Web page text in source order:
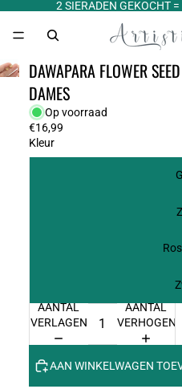
2 SIERADEN GEKOCHT
DAWAPARA FLOWER
DAMES
Op voorraad
€16,99
Kleur
AANTAL
VERLAGEN
AANTAL
VERHOGEN
AAN WINKELWAGEN